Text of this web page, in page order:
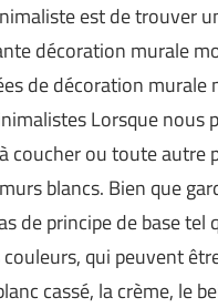
est de trouver
décoration murale
de décoration
Lorsque
coucher ou toute autre
blancs. Bien que
de principe de base
qui peuvent
cassé, la crème, le